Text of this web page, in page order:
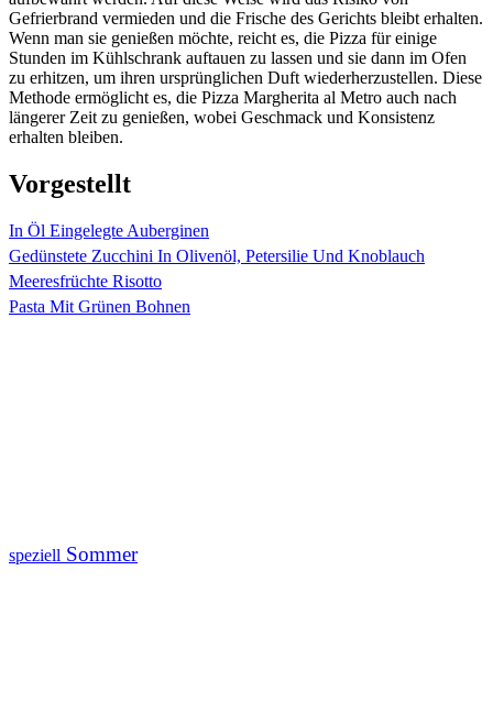
Gefrierbrand vermieden und die Frische des Gerichts bleibt erhalten.
Wenn man sie genießen möchte, reicht es, die Pizza für einige
Stunden im Kühlschrank auftauen zu lassen und sie dann im Ofen
zu erhitzen, um ihren ursprünglichen Duft wiederherzustellen. Diese
Methode ermöglicht es, die Pizza Margherita al Metro auch nach
längerer Zeit zu genießen, wobei Geschmack und Konsistenz
erhalten bleiben.
Vorgestellt
In Öl Eingelegte Auberginen
Gedünstete Zucchini In Olivenöl, Petersilie Und Knoblauch
Meeresfrüchte Risotto
Pasta Mit Grünen Bohnen
speziell Sommer